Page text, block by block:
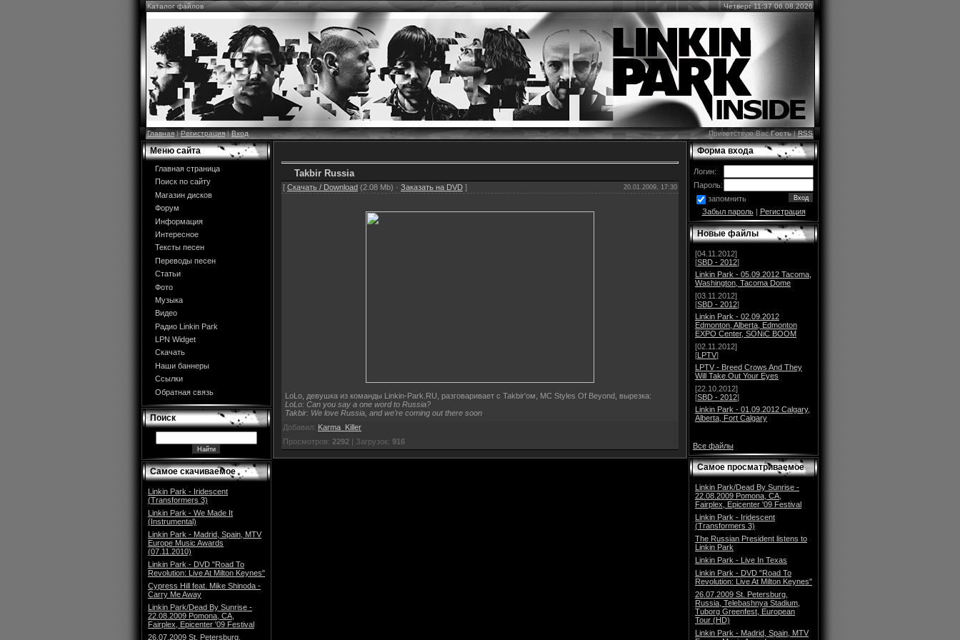
Каталог файлов Четверг 11:37 06.08.2026
Главная|Регистрация|Вход Приветствую ВасГость|RSS
Меню сайта
Главная страница
Поиск по сайту
Магазин дисков
Форум
Информация
Интересное
Тексты песен
Переводы песен
Статьи
Фото
Музыка
Видео
Радио Linkin Park
LPN Widget
Скачать
Наши баннеры
Ссылки
Обратная связь
Поиск
Самое скачиваемое
Linkin Park - Iridescent
(Transformers 3)
Linkin Park - We Made It
(Instrumental)
Linkin Park - Madrid, Spain, MTV
Europe Music Awards
(07.11.2010)
Linkin Park - DVD "Road To
Revolution: Live At Milton Keynes"
Cypress Hill feat. Mike Shinoda -
Carry Me Away
Linkin Park/Dead By Sunrise -
22.08.2009 Pomona, CA,
Fairplex, Epicenter '09 Festival
26.07.2009 St. Petersburg,
Takbir Russia
[ Скачать / Download (2.08 Mb) · Заказать на DVD ] 20.01.2009, 17:30
LoLo, девушка из команды Linkin-Park.RU, разговаривает с Takbir'ом, MC Styles Of Beyond, вырезка:
LoLo: Can you say a one word to Russia?
Takbir: We love Russia, and we're coming out there soon
Добавил: Karma_Killer
Просмотров: 2292 | Загрузок: 916
Форма входа
Логин:
Пароль:
запомнить
Забыл пароль| Регистрация
Новые файлы
[04.11.2012]
[SBD - 2012]
Linkin Park - 05.09.2012 Tacoma,
Washington, Tacoma Dome
[03.11.2012]
[SBD - 2012]
Linkin Park - 02.09.2012
Edmonton, Alberta, Edmonton
EXPO Center, SONiC BOOM
[02.11.2012]
[LPTV]
LPTV - Breed Crows And They
Will Take Out Your Eyes
[22.10.2012]
[SBD - 2012]
Linkin Park - 01.09.2012 Calgary,
Alberta, Fort Calgary
Все файлы
Самое просматриваемое
Linkin Park/Dead By Sunrise -
22.08.2009 Pomona, CA,
Fairplex, Epicenter '09 Festival
Linkin Park - Iridescent
(Transformers 3)
The Russian President listens to
Linkin Park
Linkin Park - Live In Texas
Linkin Park - DVD "Road To
Revolution: Live At Milton Keynes"
26.07.2009 St. Petersburg,
Russia, Telebashnya Stadium,
Tuborg Greenfest, European
Tour (HD)
Linkin Park - Madrid, Spain, MTV